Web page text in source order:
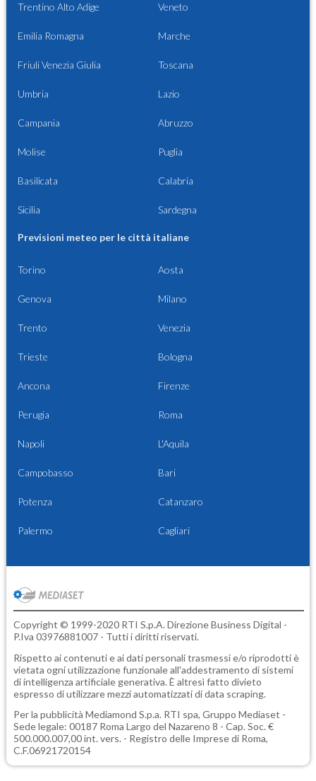
Trentino Alto Adige Veneto
Emilia Romagna Marche
Friuli Venezia Giulia Toscana
Umbria Lazio
Campania Abruzzo
Molise Puglia
Basilicata Calabria
Sicilia Sardegna
Previsioni meteo per le città italiane
Torino Aosta
Genova Milano
Trento Venezia
Trieste Bologna
Ancona Firenze
Perugia Roma
Napoli L'Aquila
Campobasso Bari
Potenza Catanzaro
Palermo Cagliari
Copyright © 1999-2020 RTI S.p.A. Direzione Business Digital -
P.Iva 03976881007 - Tutti i diritti riservati.
Rispetto ai contenuti e ai dati personali trasmessi e/o riprodotti è
vietata ogni utilizzazione funzionale all'addestramento di sistemi
di intelligenza artificiale generativa. È altresì fatto divieto
espresso di utilizzare mezzi automatizzati di data scraping.
Per la pubblicità Mediamond S.p.a. RTI spa, Gruppo Mediaset -
Sede legale: 00187 Roma Largo del Nazareno 8 - Cap. Soc. €
500.000.007,00 int. vers. - Registro delle Imprese di Roma,
C.F.06921720154